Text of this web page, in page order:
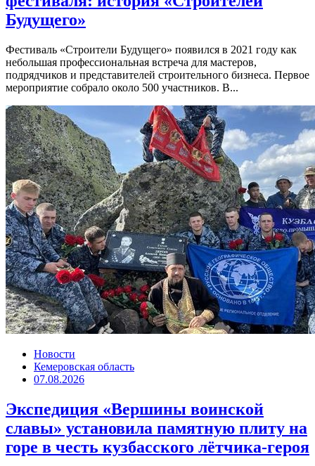
Будущего»
Фестиваль «Строители Будущего» появился в 2021 году как
небольшая профессиональная встреча для мастеров,
подрядчиков и представителей строительного бизнеса. Первое
мероприятие собрало около 500 участников. В...
Новости
Кемеровская область
07.08.2026
Экспедиция «Вершины воинской
славы» установила памятную плиту на
горе в честь кузбасского лётчика-героя